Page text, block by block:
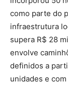
como parte do
infraestrutura
supera R$ 28
envolve
definidos a
unidades e